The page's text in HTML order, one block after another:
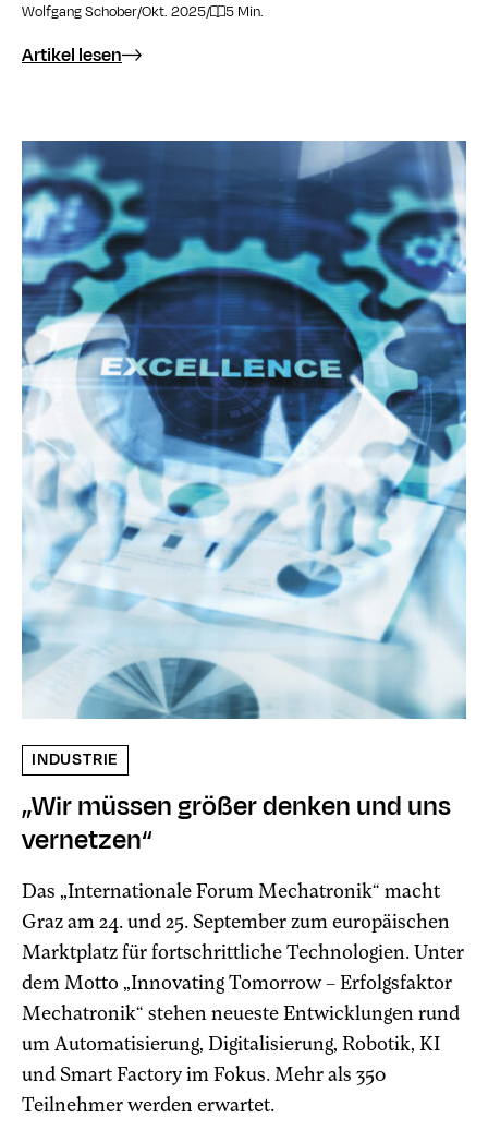
Wolfgang Schober/Okt. 2025/ 5 Min.
Artikel lesen
INDUSTRIE
„Wir müssen größer denken und uns
vernetzen“
Das „Internationale Forum Mechatronik“ macht
Graz am 24. und 25. September zum europäischen
Marktplatz für fortschrittliche Technologien. Unter
dem Motto „Innovating Tomorrow – Erfolgsfaktor
Mechatronik“ stehen neueste Entwicklungen rund
um Automatisierung, Digitalisierung, Robotik, KI
und Smart Factory im Fokus. Mehr als 350
Teilnehmer werden erwartet.